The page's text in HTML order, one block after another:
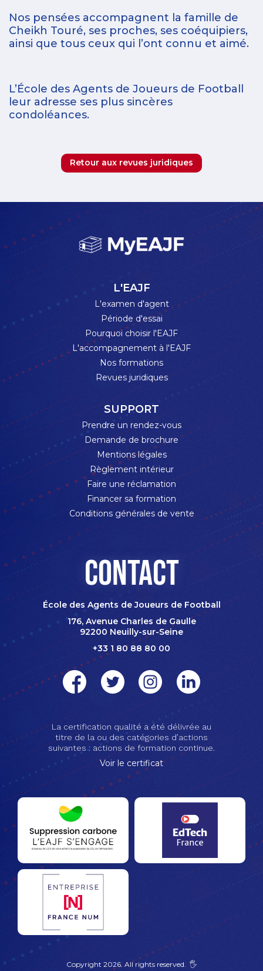
Nos pensées accompagnent la famille de
Cheikh Touré, ses proches, ses coéquipiers,
ainsi que tous ceux qui l’ont connu et aimé.
L’École des Agents de Joueurs de Football
leur adresse ses plus sincères
condoléances.
Retour aux revues juridiques
L'EAJF
L'examen d'agent
Période d'essai
Pourquoi choisir l'EAJF
L'accompagnement à l'EAJF
Nos formations
Revues juridiques
SUPPORT
Prendre un rendez-vous
Demande de brochure
Mentions légales
Règlement intérieur
Faire une réclamation
Financer sa formation
Conditions générales de vente
Contact
École des Agents de Joueurs de Football
176, Avenue Charles de Gaulle
92200 Neuilly-sur-Seine
+33 1 80 88 80 00
La certification qualité a été délivrée au
titre de la ou des catégories d’actions
suivantes : actions de formation continue.
Voir le certificat
Copyright 2026. All rights reserved. 🖐️